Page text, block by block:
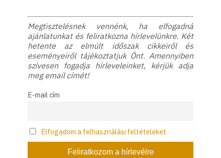
Megtisztelésnek vennénk, ha elfogadná
ajánlatunkat és feliratkozna hírlevelünkre. Két
hetente az elmúlt időszak cikkeiről és
eseményeiről tájékoztatjuk Önt. Amennyiben
szívesen fogadja hírleveleinket, kérjük adja
meg email címét!
E-mail cím
Elfogadom a felhasználási feltételeket